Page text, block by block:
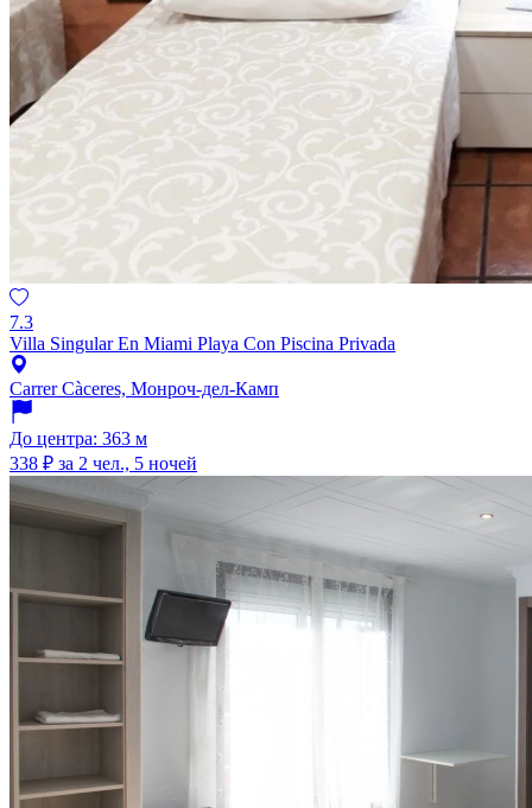
7.3
Villa Singular En Miami Playa Con Piscina Privada
Carrer Càceres, Монроч-дел-Камп
До центра: 363 м
338 ₽ за 2 чел., 5 ночей